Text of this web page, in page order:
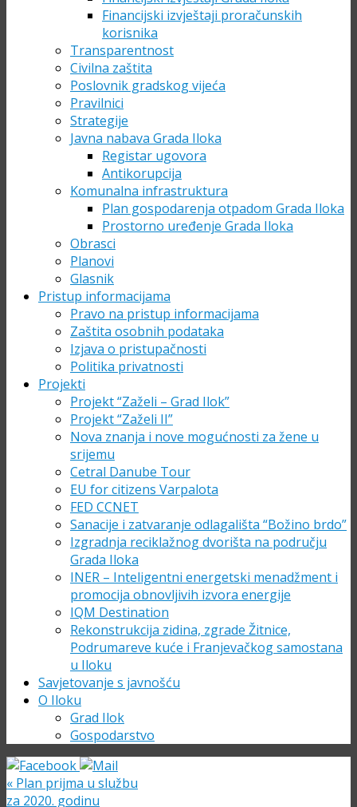
Financijski izvještaji proračunskih
korisnika
Transparentnost
Civilna zaštita
Poslovnik gradskog vijeća
Pravilnici
Strategije
Javna nabava Grada Iloka
Registar ugovora
Antikorupcija
Komunalna infrastruktura
Plan gospodarenja otpadom Grada Iloka
Prostorno uređenje Grada Iloka
Obrasci
Planovi
Glasnik
Pristup informacijama
Pravo na pristup informacijama
Zaštita osobnih podataka
Izjava o pristupačnosti
Politika privatnosti
Projekti
Projekt “Zaželi – Grad Ilok”
Projekt “Zaželi II”
Nova znanja i nove mogućnosti za žene u
srijemu
Cetral Danube Tour
EU for citizens Varpalota
FED CCNET
Sanacije i zatvaranje odlagališta “Božino brdo”
Izgradnja reciklažnog dvorišta na području
Grada Iloka
INER – Inteligentni energetski menadžment i
promocija obnovljivih izvora energije
IQM Destination
Rekonstrukcija zidina, zgrade Žitnice,
Podrumareve kuće i Franjevačkog samostana
u Iloku
Savjetovanje s javnošću
O Iloku
Grad Ilok
Gospodarstvo
« Plan prijma u službu
za 2020. godinu